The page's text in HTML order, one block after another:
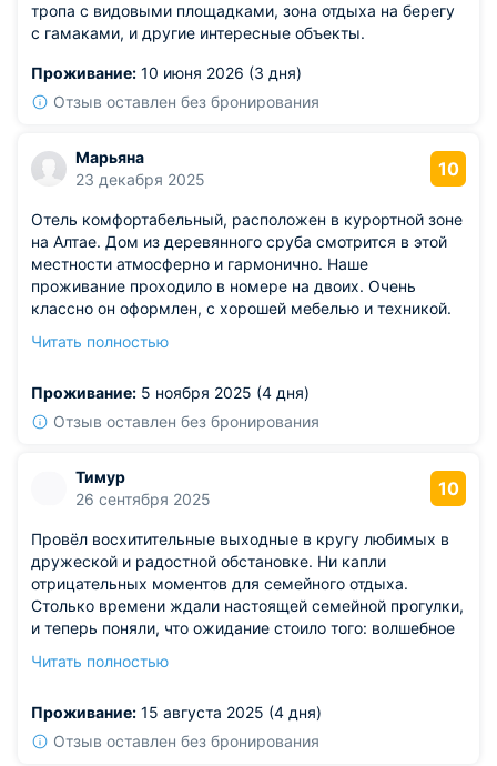
тропа с видовыми площадками, зона отдыха на берегу
с гамаками, и другие интересные объекты.
Проживание: 10 июня 2026 (3 дня)
Отзыв оставлен без бронирования
Марьяна
23 декабря 2025
10
Отель комфортабельный, расположен в курортной зоне
на Алтае. Дом из деревянного сруба смотрится в этой
местности атмосферно и гармонично. Наше
проживание проходило в номере на двоих. Очень
классно он оформлен, с хорошей мебелью и техникой.
обязательно стоит посетить баню, что функционирует
запоминающимся!
Читать полностью
Проживание: 5 ноября 2025 (4 дня)
Отзыв оставлен без бронирования
Тимур
26 сентября 2025
10
Провёл восхитительные выходные в кругу любимых в
дружеской и радостной обстановке. Ни капли
отрицательных моментов для семейного отдыха.
Столько времени ждали настоящей семейной прогулки,
и теперь поняли, что ожидание стоило того: волшебное
Возвратился бы туда снова легко, эмоций получил
Читать полностью
Проживание: 15 августа 2025 (4 дня)
Отзыв оставлен без бронирования